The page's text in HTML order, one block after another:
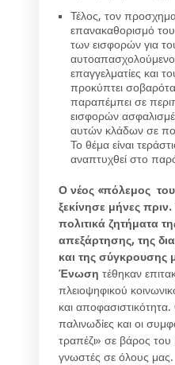
Τέλος, τον
επανακαθορισμό
των εισφορών για
επαγγελματίες και
προκύπτει
παραπέμπει σε
εισφορών
αυτών κλάδων σε
Το θέμα είναι
αναπτυχθεί στο
Ο νέος «πόλεμος
ξεκίνησε μήνες
πολιτικά ζητήματα
απεξάρτησης, της
και της σύγκρουσης
Ένωση τέθηκαν
πλειοψηφικού
και αποφασιστικότητα.
παλινωδίες και οι
τραπέζι» σε βάρος του
γνωστές σε όλους μας.